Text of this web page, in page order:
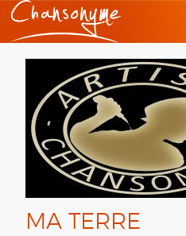
MA TERRE